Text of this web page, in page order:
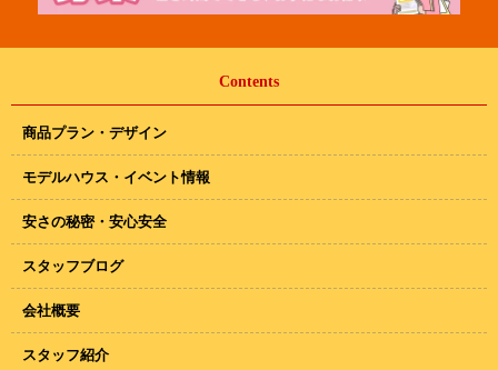
Contents
商品プラン・デザイン
モデルハウス・イベント情報
安さの秘密・安心安全
スタッフブログ
会社概要
スタッフ紹介